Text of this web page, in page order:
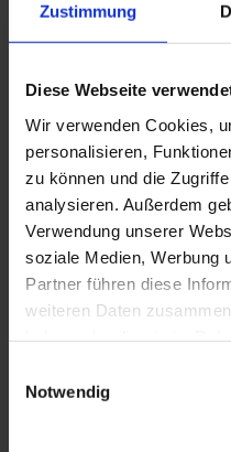
Zustimmung
Diese Webseite
Wir verwenden Cookies,
personalisieren,
zu können und die
analysieren. Außerdem
Verwendung unserer
soziale Medien, Werbung
Partner führen diese
weiteren Daten
Cookies, wenn Sie
Notwendig
Land*
- Bitte wählen -
Wie können wir
E-Mail*
Telefon
Zusätzliche